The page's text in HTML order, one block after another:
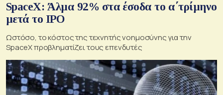
SpaceX: Άλμα 92% στα έσοδα το α΄τρίμηνο
μετά το IPO
Ωστόσο, το κόστος της τεχνητής νοημοσύνης για την
SpaceX προβληματίζει τους επενδυτές